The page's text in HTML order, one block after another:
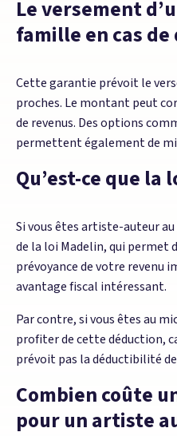
Le versement
famille en cas de
Cette garantie prévoit le
proches. Le montant peut
de revenus. Des options
permettent également de
Qu’est-ce que la
Si vous êtes artiste-auteur
de la loi Madelin, qui permet
prévoyance de votre revenu
avantage fiscal intéressant.
Par contre, si vous êtes au
profiter de cette déduction,
prévoit pas la déductibilité
Combien coûte
pour un artiste